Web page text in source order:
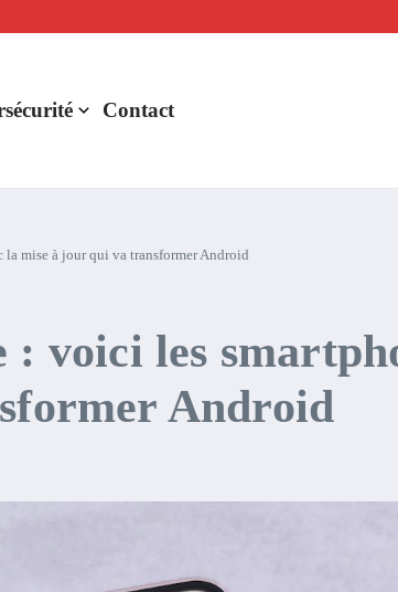
Contact
mise à jour qui va transformer Android
voici les
Android